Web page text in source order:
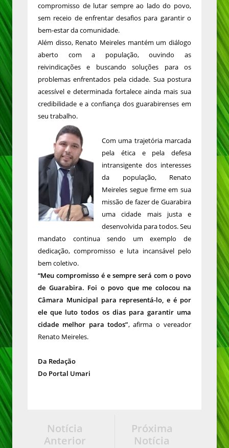
compromisso de lutar sempre ao lado do povo,
sem receio de enfrentar desafios para garantir o
bem-estar da comunidade.
Além disso, Renato Meireles mantém um diálogo
aberto com a população, ouvindo as
reivindicações e buscando soluções para os
problemas enfrentados pela cidade. Sua postura
acessível e determinada fortalece ainda mais sua
credibilidade e a confiança dos guarabirenses em
seu trabalho.
Com uma trajetória marcada
pela ética e pela defesa
intransigente dos interesses
da população, Renato
Meireles segue firme em sua
missão de fazer de Guarabira
uma cidade mais justa e
desenvolvida para todos. Seu
mandato continua sendo um exemplo de
dedicação, compromisso e luta incansável pelo
bem coletivo.
“Meu compromisso é e sempre será com o povo
de Guarabira. Foi o povo que me colocou na
Câmara Municipal para representá-lo, e é por
ele que luto todos os dias para garantir uma
cidade melhor para todos”, afirma o vereador
Renato Meireles.
Da Redação
Do Portal Umari
Próxima
Notícia
Notícia
Anterior